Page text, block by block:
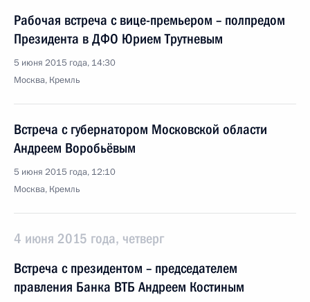
Рабочая встреча с вице-премьером – полпредом
Президента в ДФО Юрием Трутневым
5 июня 2015 года, 14:30
Москва, Кремль
Встреча с губернатором Московской области
Андреем Воробьёвым
5 июня 2015 года, 12:10
Москва, Кремль
4 июня 2015 года, четверг
Встреча с президентом – председателем
правления Банка ВТБ Андреем Костиным